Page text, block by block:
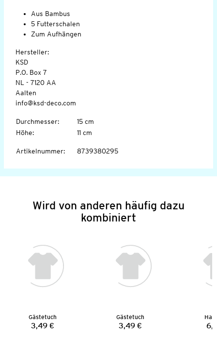
Aus Bambus
5 Futterschalen
Zum Aufhängen
Hersteller:
KSD
P.O. Box 7
NL - 7120 AA
Aalten
info@ksd-deco.com
Durchmesser:
15 cm
Höhe: 11 cm
Artikelnummer: 8739380295
Wird von anderen häufig dazu
kombiniert
Gästetuch
Preis:
3,49 €
Gästetuch
Preis:
3,49 €